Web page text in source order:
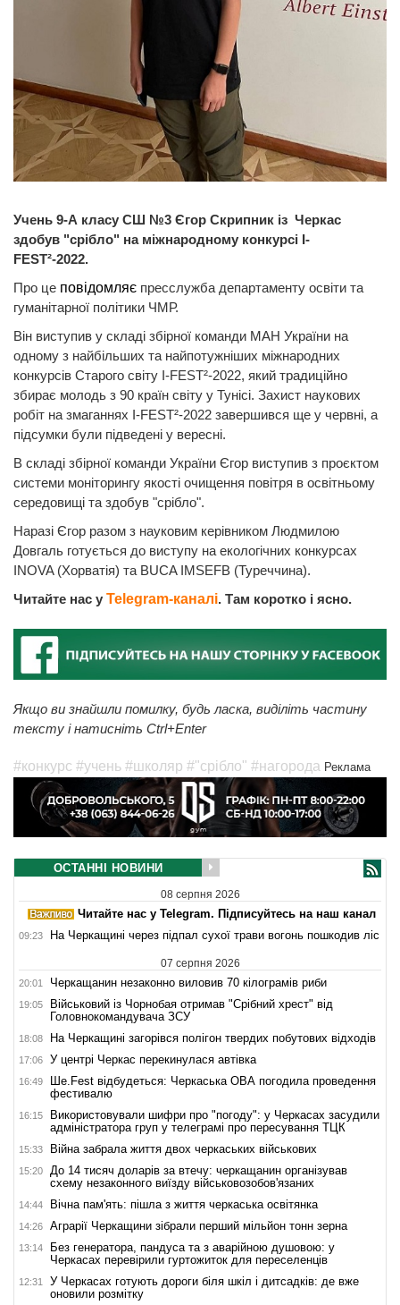
Учень 9-А класу СШ №3 Єгор Скрипник із Черкас
здобув "срібло" на міжнародному конкурсі I-
FEST²-2022.
Про це повідомляє пресслужба департаменту освіти та
гуманітарної політики ЧМР.
Він виступив у складі збірної команди МАН України на
одному з найбільших та найпотужніших міжнародних
конкурсів Старого світу I-FEST²-2022, який традиційно
збирає молодь з 90 країн світу у Тунісі. Захист наукових
робіт на змаганнях I-FEST²-2022 завершився ще у червні, а
підсумки були підведені у вересні.
В складі збірної команди України Єгор виступив з проєктом
системи моніторингу якості очищення повітря в освітньому
середовищі та здобув "срібло".
Наразі Єгор разом з науковим керівником Людмилою
Довгаль готується до виступу на екологічних конкурсах
INOVA (Хорватія) та BUCA IMSEFВ (Туреччина).
Читайте нас у Telegram-каналі. Там коротко і ясно.
Якщо ви знайшли помилку, будь ласка, виділіть частину
тексту і натисніть Ctrl+Enter
#конкурс #учень #школяр #"срібло" #нагорода Реклама
ОСТАННІ НОВИНИ
08 серпня 2026
Читайте нас у Telegram. Підписуйтесь на наш канал
09:23 На Черкащині через підпал сухої трави вогонь пошкодив ліс
07 серпня 2026
20:01 Черкащанин незаконно виловив 70 кілограмів риби
19:05
Військовий із Чорнобая отримав "Срібний хрест" від
Головнокомандувача ЗСУ
18:08 На Черкащині загорівся полігон твердих побутових відходів
17:06 У центрі Черкас перекинулася автівка
16:49
Ше.Fest відбудеться: Черкаська ОВА погодила проведення
фестивалю
16:15
Використовували шифри про "погоду": у Черкасах засудили
адміністратора груп у телеграмі про пересування ТЦК
15:33 Війна забрала життя двох черкаських військових
15:20
До 14 тисяч доларів за втечу: черкащанин організував
схему незаконного виїзду військовозобов'язаних
14:44 Вічна пам'ять: пішла з життя черкаська освітянка
14:26 Аграрії Черкащини зібрали перший мільйон тонн зерна
13:14
Без генератора, пандуса та з аварійною душовою: у
Черкасах перевірили гуртожиток для переселенців
12:31
У Черкасах готують дороги біля шкіл і дитсадків: де вже
оновили розмітку